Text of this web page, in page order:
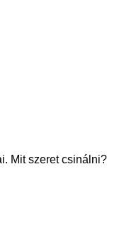
Mit szeret csinálni?